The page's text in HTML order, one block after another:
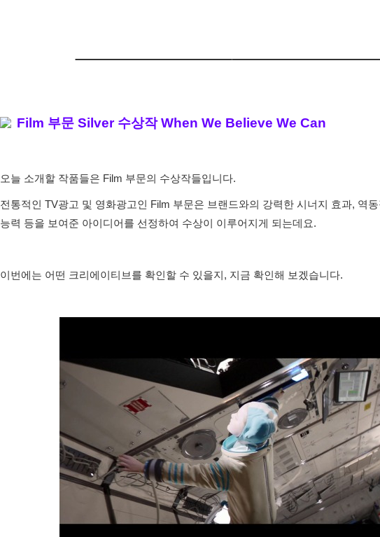
Film 부문 Silver 수상작When We Believe We Can
오늘 소개할 작품들은 Film 부문의 수상작들입니다.
전통적인 TV광고 및 영화광고인 Film 부문은 브랜드와의 강력한 시너지 효과, 역
능력 등을 보여준 아이디어를 선정하여 수상이 이루어지게 되는데요.
이번에는 어떤 크리에이티브를 확인할 수 있을지, 지금 확인해 보겠습니다.